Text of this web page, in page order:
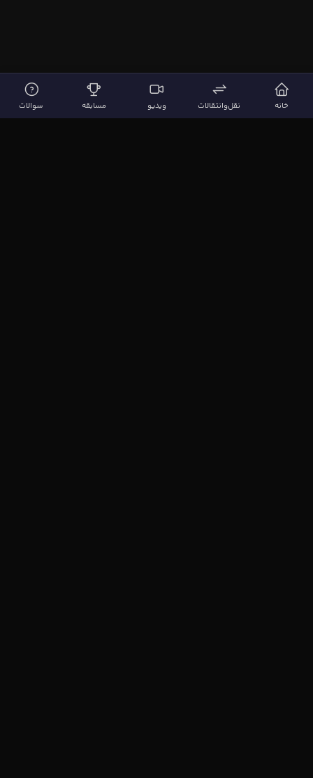
خانه نقل‌وانتقالات ویدیو مسابقه سوالات